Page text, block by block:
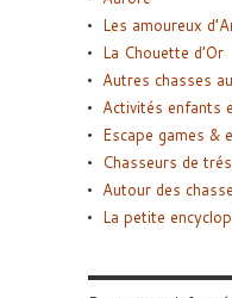
Les amoureux
La Chouette d’Or
Autres chasses
Activités enfants
Escape games &
Chasseurs de
Autour des
La petite